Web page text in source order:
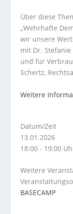
Über diese
„Wehrhafte
wir unsere
mit Dr.
und für
Schertz,
Weitere
Datum/Zeit
13.01.2026
18:00 - 19:00
Weitere
BASECAMP